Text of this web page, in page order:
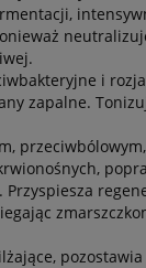
i
zapalne.